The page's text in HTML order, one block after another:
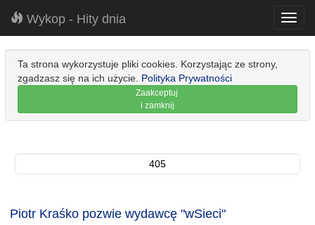
Wykop - Hity dnia
Ta strona wykorzystuje pliki cookies. Korzystając ze strony,
zgadzasz się na ich użycie. Polityka Prywatności
Zaakceptuj
i zamknij
405
Piotr Kraśko pozwie wydawcę "wSieci"